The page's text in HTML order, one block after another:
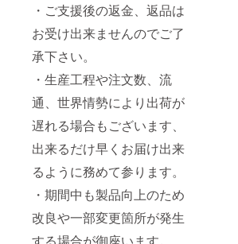
・ご支援後の返金、返品は
お受け出来ませんのでご了
承下さい。
・生産工程や注文数、流
通、世界情勢により出荷が
遅れる場合もございます、
出来るだけ早くお届け出来
るように務めて参ります。
・期間中も製品向上のため
改良や一部変更箇所が発生
する場合が御座います。